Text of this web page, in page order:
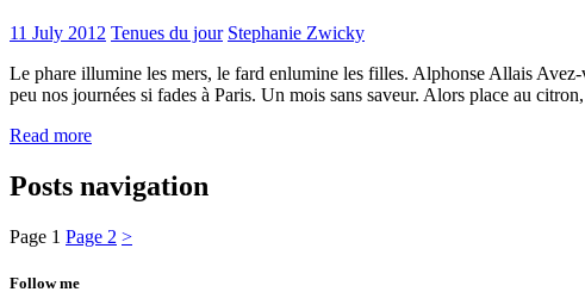
11 July 2012 Tenues du jour Stephanie Zwicky
Le phare illumine les mers, le fard enlumine les filles. Alphonse Allais
peu nos journées si fades à Paris. Un mois sans saveur. Alors place au
Read more
Posts navigation
Page 1 Page 2 >
Follow me